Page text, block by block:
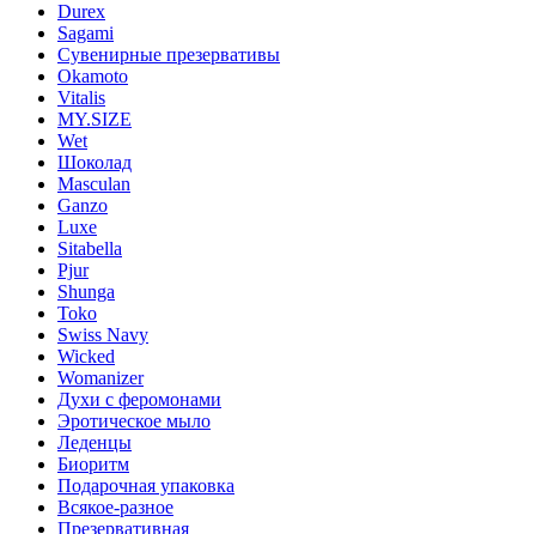
Durex
Sagami
Сувенирные презервативы
Okamoto
Vitalis
MY.SIZE
Wet
Шоколад
Masculan
Ganzo
Luxe
Sitabella
Pjur
Shunga
Toko
Swiss Navy
Wicked
Womanizer
Духи с феромонами
Эротическое мыло
Леденцы
Биоритм
Подарочная упаковка
Всякое-разное
Презервативная